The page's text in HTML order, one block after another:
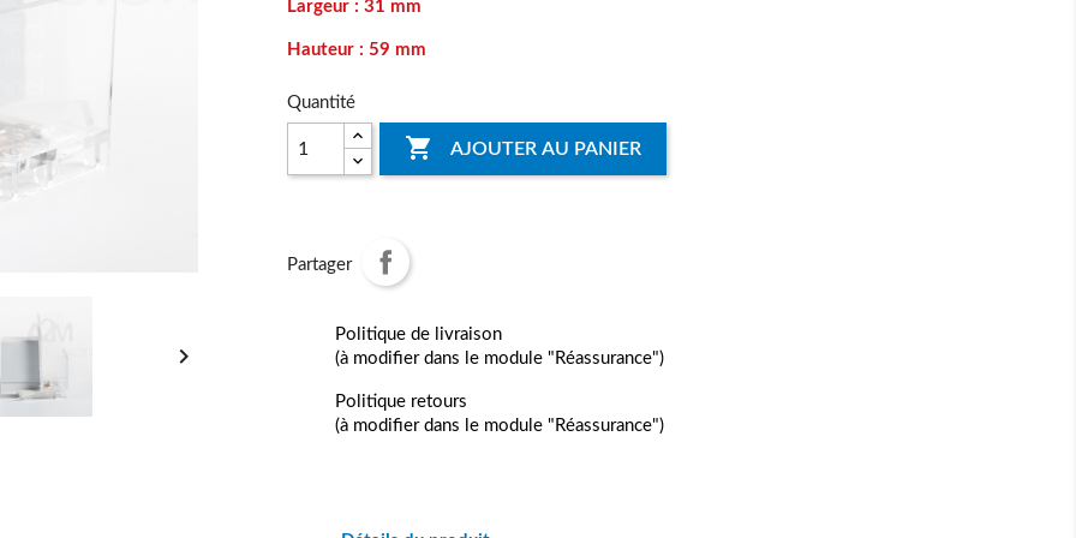

Largeur : 31 mm
Hauteur : 59 mm
Quantité
 AJOUTER AU PANIER
Partager
Politique de livraison
(à modifier dans le module "Réassurance")
Politique retours
(à modifier dans le module "Réassurance")